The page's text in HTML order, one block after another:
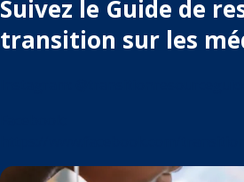
Suivez le Guide de
transition sur les